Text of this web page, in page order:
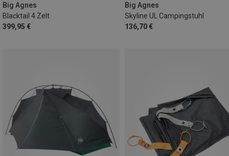
Big Agnes
Blacktail 4 Zelt
399,95 €
Big Agnes
Skyline UL Campingstuhl
136,70 €